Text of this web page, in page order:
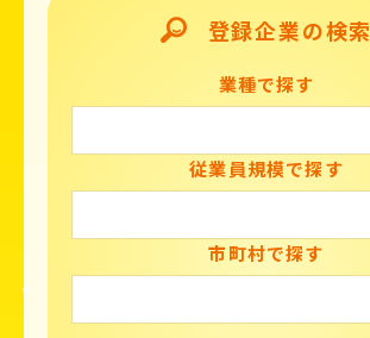
登録企業の検索
業種で探す
従業員規模で探す
市町村で探す